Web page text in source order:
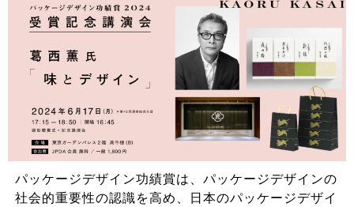
パッケージデザイン功績賞は、パッケージデザインの
社会的重要性の認識を高め、日本のパッケージデザイ